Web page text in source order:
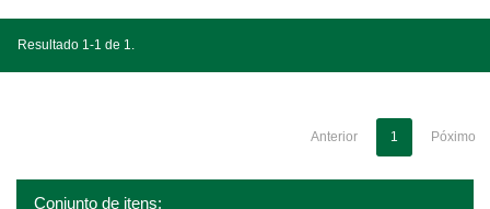
Resultado 1-1 de 1.
Anterior 1 Póximo
Conjunto de itens: